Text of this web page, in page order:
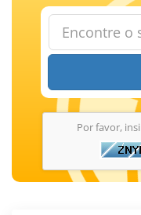
Por favor,